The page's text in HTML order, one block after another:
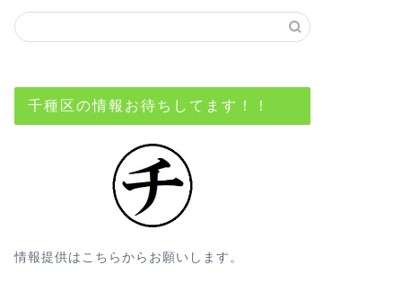
千種区の情報お待ちしてます！！
情報提供はこちらからお願いします。